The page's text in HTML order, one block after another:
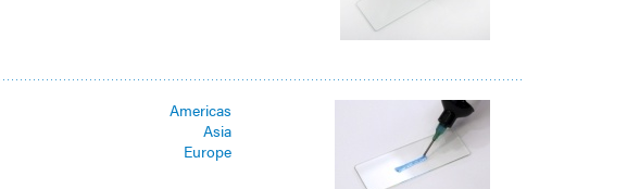
Americas
Asia
Europe